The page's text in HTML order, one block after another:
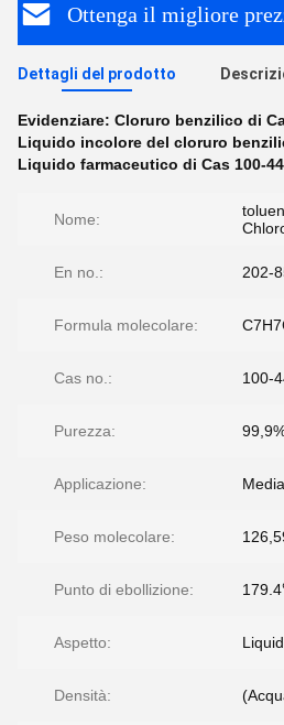
Ottenga il migliore
Dettagli del prodotto
Evidenziare: Cloruro benzilico di
Liquido incolore del cloruro
Liquido farmaceutico di Cas 100-
Nome:
En no.: 202-
Formula molecolare:
Cas no.: 100-
Purezza:
Applicazione:
Peso molecolare:
Punto di ebollizione:
Aspetto:
Densità: